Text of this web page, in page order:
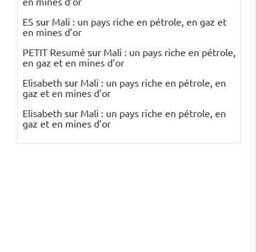
ES sur Mali : un pays riche en pétrole, en gaz et
en mines d’or
PETIT Resumé sur Mali : un pays riche en pétrole,
en gaz et en mines d’or
Elisabeth sur Mali : un pays riche en pétrole, en
gaz et en mines d’or
Elisabeth sur Mali : un pays riche en pétrole, en
gaz et en mines d’or